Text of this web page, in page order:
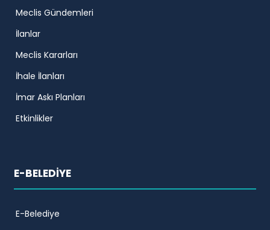
Meclis Gündemleri
İlanlar
Meclis Kararları
İhale İlanları
İmar Askı Planları
Etkinlikler
E-BELEDİYE
E-Belediye